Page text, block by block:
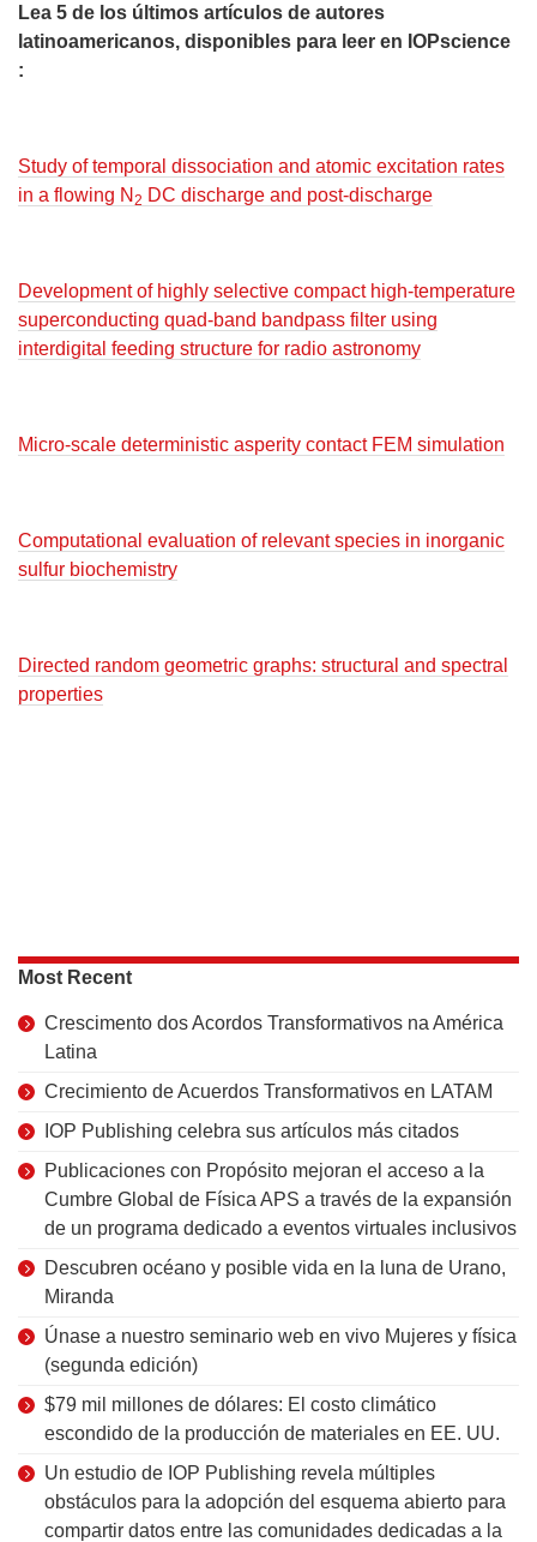
Lea 5 de los últimos artículos de autores
latinoamericanos, disponibles para leer en IOPscience
:
Study of temporal dissociation and atomic excitation rates
in a flowing N 2 DC discharge and post-discharge
Development of highly selective compact high-temperature
superconducting quad-band bandpass filter using
interdigital feeding structure for radio astronomy
Micro-scale deterministic asperity contact FEM simulation
Computational evaluation of relevant species in inorganic
sulfur biochemistry
Directed random geometric graphs: structural and spectral
properties
Most Recent
Crescimento dos Acordos Transformativos na América
Latina
Crecimiento de Acuerdos Transformativos en LATAM
IOP Publishing celebra sus artículos más citados
Publicaciones con Propósito mejoran el acceso a la
Cumbre Global de Física APS a través de la expansión
de un programa dedicado a eventos virtuales inclusivos
Descubren océano y posible vida en la luna de Urano,
Miranda
Únase a nuestro seminario web en vivo Mujeres y física
(segunda edición)
$79 mil millones de dólares: El costo climático
escondido de la producción de materiales en EE. UU.
Un estudio de IOP Publishing revela múltiples
obstáculos para la adopción del esquema abierto para
compartir datos entre las comunidades dedicadas a la